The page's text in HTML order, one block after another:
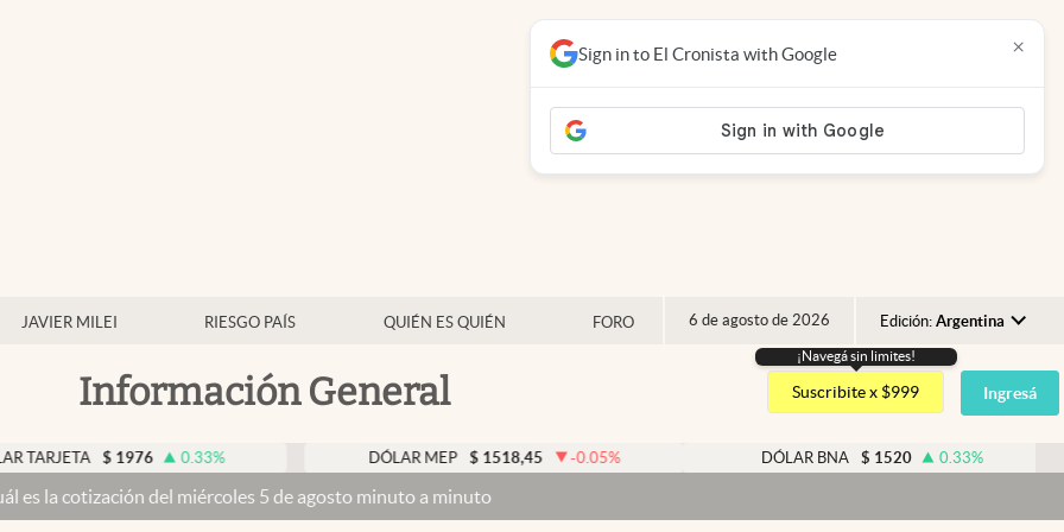
JAVIER MILEI RIESGO PAÍS QUIÉN ES QUIÉN FORO 6 de agosto de 2026 Edición: Argentina
Argentina
España
USA
Información General
¡Navegá sin limites!
Suscribite x $999 Ingresá
$ 1976 0.33% DÓLAR MEP $ 1518,45 -0.05% DÓLAR BNA $ 1520 0.33%
del miércoles 5 de agosto minuto a minuto
Sign in to El Cronista with Google ×